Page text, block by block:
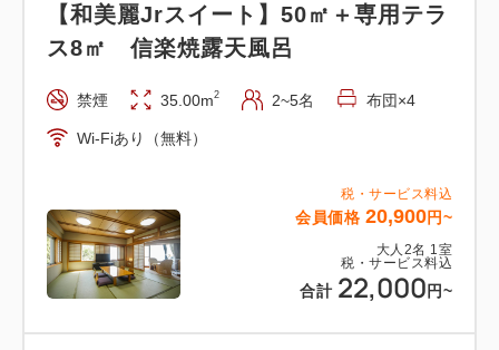
税・サービス料込
会員価格 20,900円~
大人 2名 1 室
税・サービス料込
合計 22,000 円~
【和美麗Jrスイート】50㎡＋専用テラ
ス8㎡ 信楽焼露天風呂
禁煙 35.00m2 2~5名 布団×4
Wi-Fiあり（無料）